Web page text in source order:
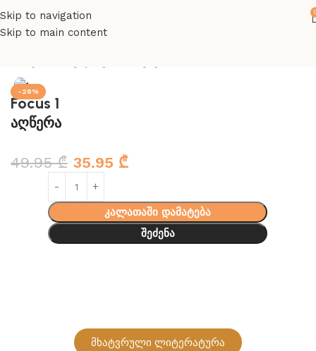
Skip to navigation
Skip to main content
-28%
Focus 1
აღწერა
49.95₾ 35.95 ₾
კალათაში დამატება
შეძენა
მხატვრული ლიტერატურა